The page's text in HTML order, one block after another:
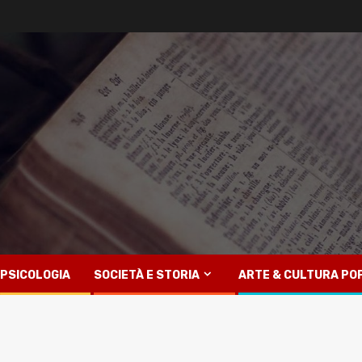
PSICOLOGIA SOCIETÀ E STORIA ARTE & CULTURA